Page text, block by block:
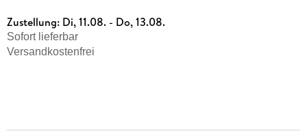
Zustellung: Di, 11.08. - Do, 13.08.
Sofort lieferbar
Versandkostenfrei